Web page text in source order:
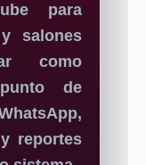
para
salones
como
de
reportes